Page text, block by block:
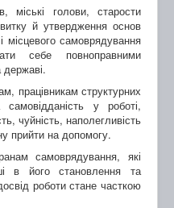
міські голови, старости
й утвердження основ
самоврядування
себе повноправними
державі.
працівникам структурних
у роботі,
чуйність, наполегливість
прийти на допомогу.
самоврядування, які
в його становлення та
роботи стане часткою